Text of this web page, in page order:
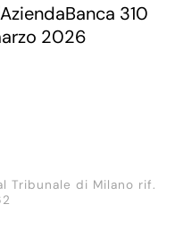
Tribunale di Milano rif.